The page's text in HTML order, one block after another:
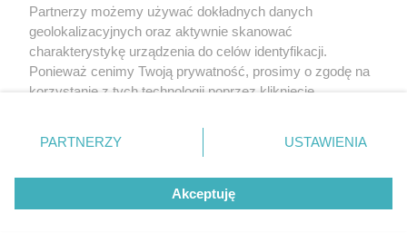
Partnerzy możemy używać dokładnych danych
geolokalizacyjnych oraz aktywnie skanować
charakterystykę urządzenia do celów identyfikacji.
Ponieważ cenimy Twoją prywatność, prosimy o zgodę na
korzystanie z tych technologii poprzez kliknięcie
zmienić/wycofać klikając przycisk ustawień prywatności
znajdujący się w lewym dolnym rogu strony
rodzaje przetwarzania danych nie wymagają zgody
użytkownika, ale masz prawo sprzeciwić się takiemu
przetwarzaniu. Preferencje będą miały zastosowanie tylko
PARTNERZY USTAWIENIA
Akceptuję